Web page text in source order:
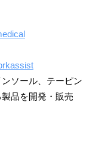
ソール、テーピン
品を開発・販売​